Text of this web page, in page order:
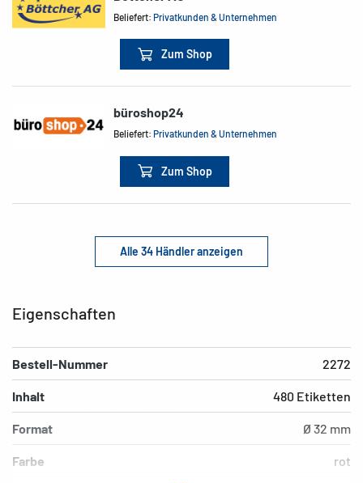
Beliefert:Privatkunden & Unternehmen
Zum Shop
büroshop24
Beliefert:Privatkunden & Unternehmen
Zum Shop
Alle 34 Händler anzeigen
Eigenschaften
Bestell-Nummer 2272
Inhalt 480 Etiketten
Format Ø 32 mm
Farbe rot